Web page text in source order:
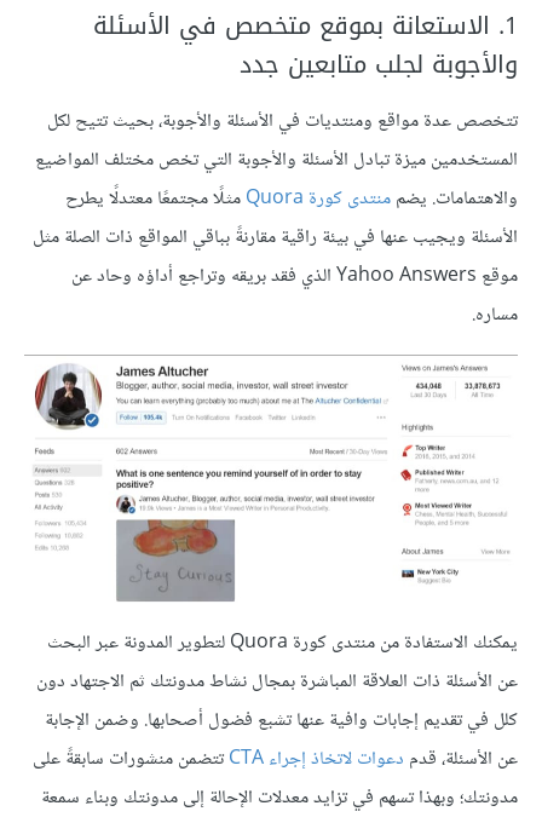
‏1. الاستعانة بموقع متخصص في الأسئلة
والأجوبة لجلب متابعين جدد
تتخصص عدة مواقع ومنتديات في الأسئلة والأجوبة، بحيث تتيح لكل
المستخدمين ميزة تبادل الأسئلة والأجوبة التي تخص مختلف المواضيع
والاهتمامات. يضممنتدى كورة Quora
مثلًا مجتمعًا معتدلًا يطرح
الأسئلة ويجيب عنها في بيئة راقية مقارنةً بباقي المواقع ذات الصلة مثل
موقع Yahoo Answers الذي فقد بريقه وتراجع أداؤه وحاد عن
مساره.
يمكنك الاستفادة من منتدى كورة Quora لتطوير المدونة عبر البحث
عن الأسئلة ذات العلاقة المباشرة بمجال نشاط مدونتك ثم الاجتهاد دون
كلل في تقديم إجابات وافية عنها تشبع فضول أصحابها. وضمن الإجابة
عن الأسئلة، قدم دعوات لاتخاذ إجراء CTA
تتضمن منشورات سابقةً على
مدونتك؛ وبهذا تسهم في تزايد معدلات الإحالة إلى مدونتك وبناء سمعة